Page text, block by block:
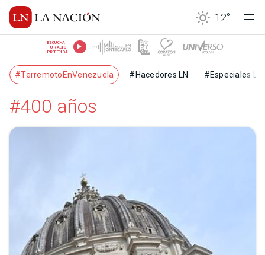
12°
ESCUCHÁ
TU RADIO
PREFERIDA
#TerremotoEnVenezuela #Hacedores LN #Especiales LN
#400 años